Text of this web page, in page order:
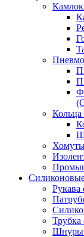
Рукава
Трубка
Шнуры